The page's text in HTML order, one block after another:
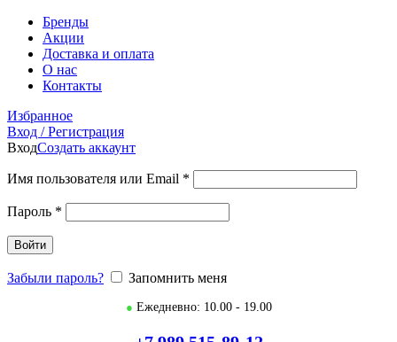
Бренды
Акции
Доставка и оплата
О нас
Контакты
Избранное
Вход / Регистрация
ВходСоздать аккаунт
Имя пользователя или Email *
Пароль *
Войти
Забыли пароль? Запомнить меня
● Ежедневно: 10.00 - 19.00